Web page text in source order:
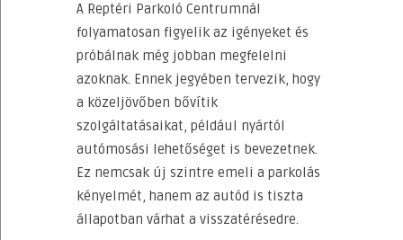
A Reptéri Parkoló Centrumnál
folyamatosan figyelik az igényeket és
próbálnak még jobban megfelelni
azoknak. Ennek jegyében tervezik, hogy
a közeljövőben bővítik
szolgáltatásaikat, például nyártól
autómosási lehetőséget is bevezetnek.
Ez nemcsak új szintre emeli a parkolás
kényelmét, hanem az autód is tiszta
állapotban várhat a visszatérésedre.